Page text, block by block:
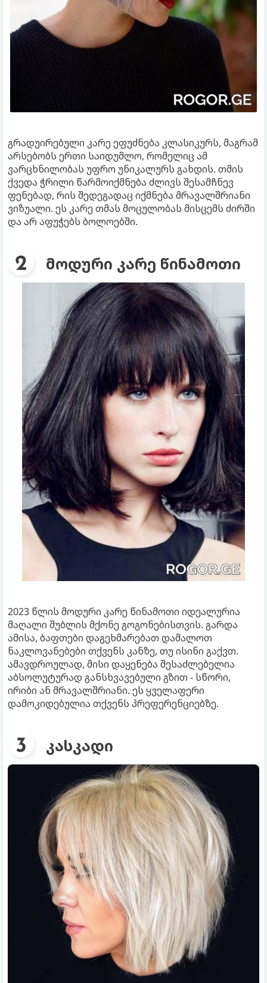
გრადუირებული კარე ეფუძნება კლასიკურს, მაგრამ
არსებობს ერთი საიდუმლო, რომელიც ამ
ვარცხნილობას უფრო უნიკალურს გახდის. თმის
ქვედა ჭრილი წარმოიქმნება ძლივს შესამჩნევ
ფენებად, რის შედეგადაც იქმნება მრავალშრიანი
ვიზუალი. ეს კარე თმას მოცულობას მისცემს ძირში
და არ აფუჭებს ბოლოებში.
მოდური კარე წინამოთი
2023 წლის მოდური კარე წინამოთი იდეალურია
მაღალი შუბლის მქონე გოგონებისთვის. გარდა
ამისა, ბაფთები დაგეხმარებათ დამალოთ
ნაკლოვანებები თქვენს კანზე, თუ ისინი გაქვთ.
ამავდროულად, მისი დაყენება შესაძლებელია
აბსოლუტურად განსხვავებული გზით - სწორი,
ირიბი ან მრავალშრიანი. ეს ყველაფერი
დამოკიდებულია თქვენს პრეფერენციებზე.
კასკადი